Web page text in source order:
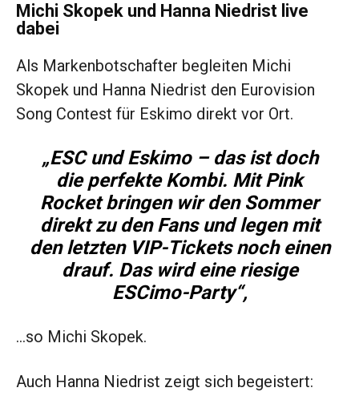
Michi Skopek und Hanna Niedrist live
dabei
Als Markenbotschafter begleiten Michi
Skopek und Hanna Niedrist den Eurovision
Song Contest für Eskimo direkt vor Ort.
„ESC und Eskimo – das ist doch
die perfekte Kombi. Mit Pink
Rocket bringen wir den Sommer
direkt zu den Fans und legen mit
den letzten VIP-Tickets noch einen
drauf. Das wird eine riesige
ESCimo-Party“,
…so Michi Skopek.
Auch Hanna Niedrist zeigt sich begeistert: